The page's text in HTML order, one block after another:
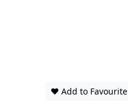
❤️ Add to Favourite